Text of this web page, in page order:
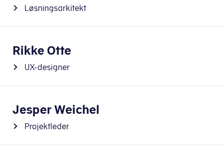
Løsningsarkitekt
Rikke Otte
UX-designer
Jesper Weichel
Projektleder